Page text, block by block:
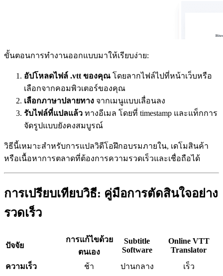
ขั้นตอนการทำงานออกแบบมาให้เรียบง่าย:
อัปโหลดไฟล์ .vtt ของคุณ โดยลากไฟล์ไปที่หน้าเว็บหรือ
เลือกจากคอมพิวเตอร์ของคุณ
เลือกภาษาปลายทาง จากเมนูแบบเลื่อนลง
รับไฟล์ที่แปลแล้ว ทางอีเมล โดยที่ timestamp และแท็กการ
จัดรูปแบบยังคงสมบูรณ์
วิธีนี้เหมาะสำหรับการแปลวิดีโอฝึกอบรมภายใน, เดโมสินค้า
หรือเนื้อหาการตลาดที่ต้องการความรวดเร็วและเชื่อถือได้
การเปรียบเทียบวิธี: คู่มือการตัดสินใจอย่าง
รวดเร็ว
ปัจจัย
การแก้ไขด้วย
ตนเอง
Subtitle
Software
Online VTT
Translator
ความเร็ว
ช้า ปานกลาง เร็ว